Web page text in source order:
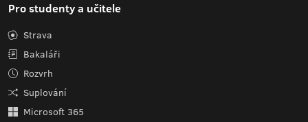
Pro studenty a učitele
Strava
Bakaláři
Rozvrh
Suplování
Microsoft 365